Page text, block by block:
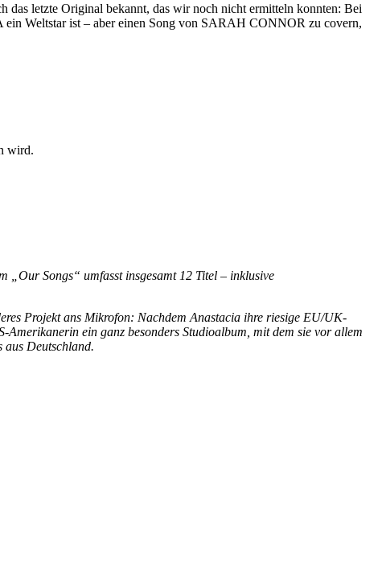
das letzte Original bekannt, das wir noch nicht ermitteln konnten: Bei
Weltstar ist – aber einen Song von SARAH CONNOR zu covern,
wird.
Songs“ umfasst insgesamt 12 Titel – inklusive
Projekt ans Mikrofon: Nachdem Anastacia ihre riesige EU/UK-
ein ganz besonders Studioalbum, mit dem sie vor allem
aus Deutschland.